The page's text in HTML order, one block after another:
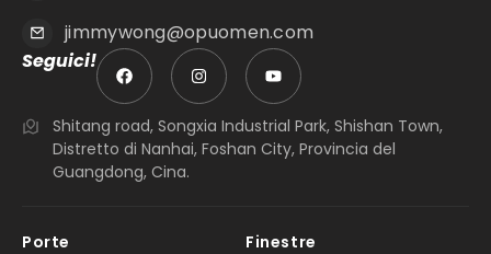
jimmywong@opuomen.com
Seguici!
Shitang road, Songxia Industrial Park, Shishan Town,
Distretto di Nanhai, Foshan City, Provincia del
Guangdong, Cina.
Porte Finestre